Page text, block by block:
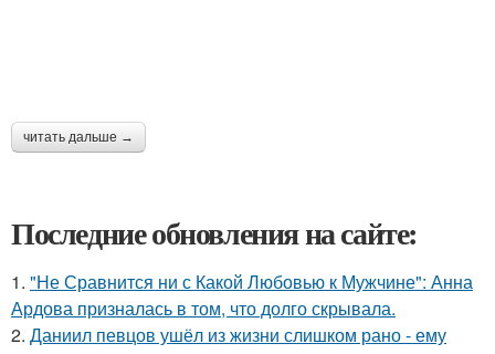
читать дальше →
Последние обновления на сайте:
1. "Не Сравнится ни с Какой Любовью к Мужчине": Анна
Ардова призналась в том, что долго скрывала.
2. Даниил певцов ушёл из жизни слишком рано - ему